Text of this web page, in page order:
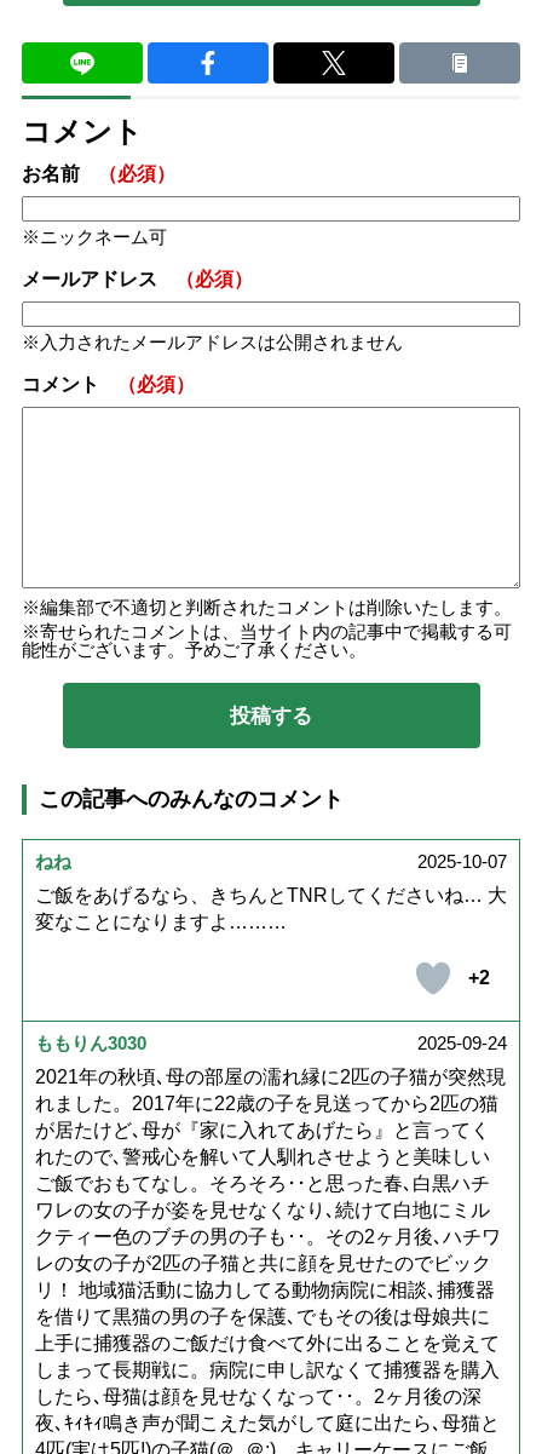
コメント
お名前 （必須）
ニックネーム可
メールアドレス （必須）
入力されたメールアドレスは公開されません
コメント （必須）
編集部で不適切と判断されたコメントは削除いたします。
寄せられたコメントは、当サイト内の記事中で掲載する可
能性がございます。予めご了承ください。
この記事へのみんなのコメント
ねね
2025-10-07
ご飯をあげるなら、きちんとTNRしてくださいね… 大
変なことになりますよ………
+2
ももりん3030
2025-09-24
2021年の秋頃､母の部屋の濡れ縁に2匹の子猫が突然現
れました。2017年に22歳の子を見送ってから2匹の猫
が居たけど､母が『家に入れてあげたら』と言ってく
れたので､警戒心を解いて人馴れさせようと美味しい
ご飯でおもてなし。そろそろ･･と思った春､白黒ハチ
ワレの女の子が姿を見せなくなり､続けて白地にミル
クティー色のブチの男の子も･･。その2ヶ月後､ハチワ
レの女の子が2匹の子猫と共に顔を見せたのでビック
リ！ 地域猫活動に協力してる動物病院に相談､捕獲器
を借りて黒猫の男の子を保護､でもその後は母娘共に
上手に捕獲器のご飯だけ食べて外に出ることを覚えて
しまって長期戦に。病院に申し訳なくて捕獲器を購入
したら､母猫は顔を見せなくなって･･。2ヶ月後の深
夜､ｷｨｷｨ鳴き声が聞こえた気がして庭に出たら､母猫と
4匹(実は5匹!)の子猫(＠_＠;) キャリーケースにご飯